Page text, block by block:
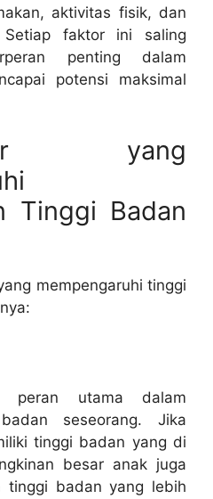
aktivitas fisik, dan
faktor ini saling
penting dalam
potensi maksimal
yang
Tinggi Badan
mempengaruhi tinggi
peran utama dalam
seseorang. Jika
tinggi badan yang di
besar anak juga
tinggi badan yang lebih